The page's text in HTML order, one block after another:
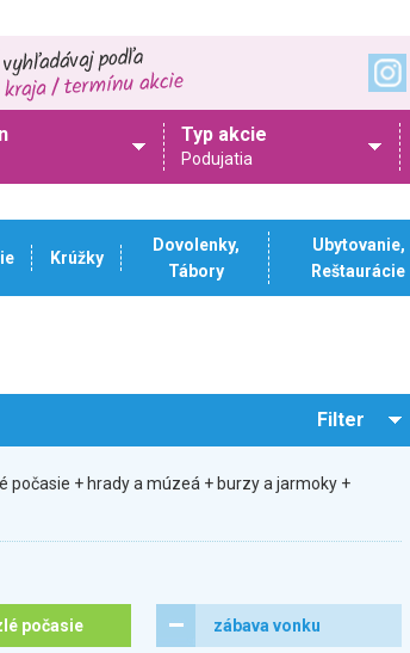
Typ akcie
Podujatia
Krúžky
Dovolenky,
Tábory
Ubytovanie,
Reštaurácie
Filter
počasie + hrady a múzeá + burzy a jarmoky +
počasie zábava vonku